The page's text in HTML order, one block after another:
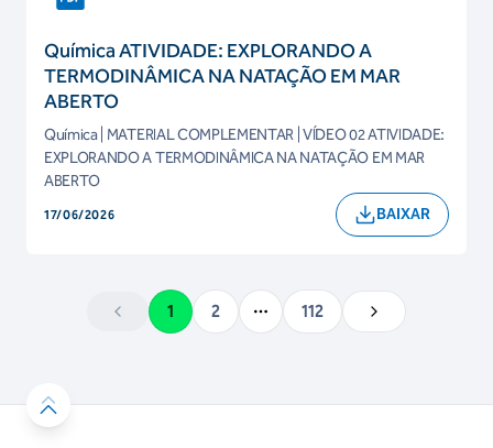
Química ATIVIDADE: EXPLORANDO A
TERMODINÂMICA NA NATAÇÃO EM MAR
ABERTO
Química | MATERIAL COMPLEMENTAR | VÍDEO 02 ATIVIDADE:
EXPLORANDO A TERMODINÂMICA NA NATAÇÃO EM MAR
ABERTO
17/06/2026 BAIXAR
1 2 More pages
112